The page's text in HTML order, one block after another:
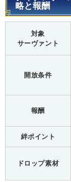
略と報酬
対象
サーヴァント
開放条件
報酬
絆ポイント
ドロップ素材